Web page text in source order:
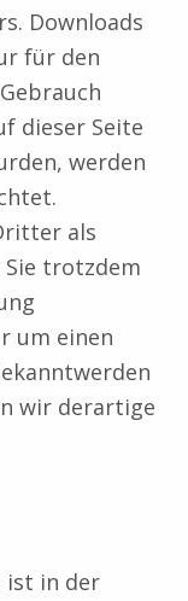
Downloads
für den
dieser Seite
werden
als
Sie trotzdem
um einen
wir derartige
ist in der